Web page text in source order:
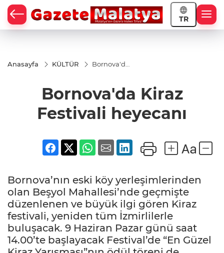
TR
Anasayfa KÜLTÜR
Bornova'da
heyecanı
Bornova'da Kiraz
Festivali heyecanı
Bornova’nın eski köy yerleşimlerinden
olan Beşyol Mahallesi’nde geçmişte
düzenlenen ve büyük ilgi gören Kiraz
festivali, yeniden tüm İzmirlilerle
buluşacak. 9 Haziran Pazar günü saat
14.00’te başlayacak Festival’de “En Güzel